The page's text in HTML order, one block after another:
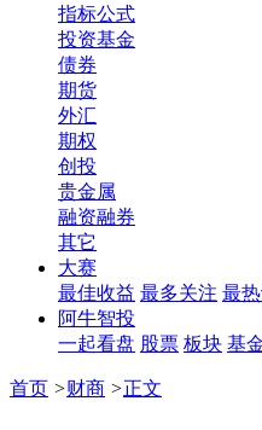
指标公式
投资基金
债券
期货
外汇
期权
创投
贵金属
融资融券
其它
大赛
最佳收益 最多关注 最
阿牛智投
一起看盘 股票 板块 基
首页 >财商 >正文